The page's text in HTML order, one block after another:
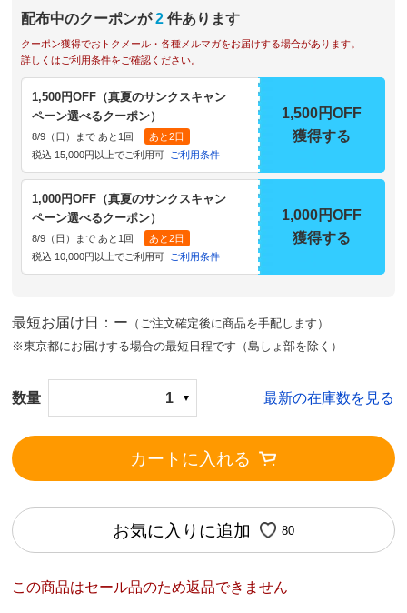
配布中のクーポンが 2 件あります
クーポン獲得でおトクメール・各種メルマガをお届けする場合があります。
詳しくはご利用条件をご確認ください。
1,500円OFF（真夏のサンクスキャン
ペーン選べるクーポン）
8/9（日）まで あと1回
あと2日
税込 15,000円以上でご利用可
ご利用条件
1,500円OFF
獲得する
1,000円OFF（真夏のサンクスキャン
ペーン選べるクーポン）
8/9（日）まで あと1回
あと2日
税込 10,000円以上でご利用可
ご利用条件
1,000円OFF
獲得する
最短お届け日：ー （ご注文確定後に商品を手配します）
※東京都にお届けする場合の最短日程です（島しょ部を除く）
数量 1 最新の在庫数を見る
カートに入れる
お気に入りに追加 80
この商品はセール品のため返品できません